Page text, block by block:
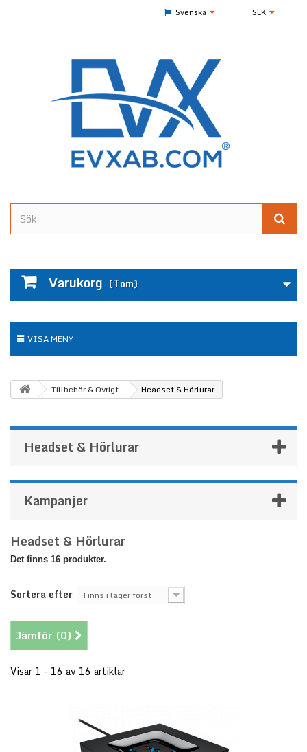
SEK
Svenska
Varukorg (Tom)
VISA MENY
Tillbehör & Övrigt Headset & Hörlurar
Headset & Hörlurar
Kampanjer
Headset & Hörlurar
Det finns 16 produkter.
Sortera efter Finns i lager först
Jämför (0)
Visar 1 - 16 av 16 artiklar